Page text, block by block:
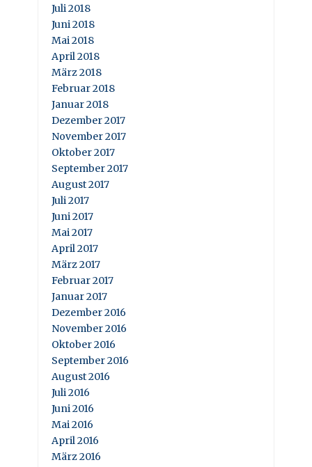
Juli 2018
Juni 2018
Mai 2018
April 2018
März 2018
Februar 2018
Januar 2018
Dezember 2017
November 2017
Oktober 2017
September 2017
August 2017
Juli 2017
Juni 2017
Mai 2017
April 2017
März 2017
Februar 2017
Januar 2017
Dezember 2016
November 2016
Oktober 2016
September 2016
August 2016
Juli 2016
Juni 2016
Mai 2016
April 2016
März 2016